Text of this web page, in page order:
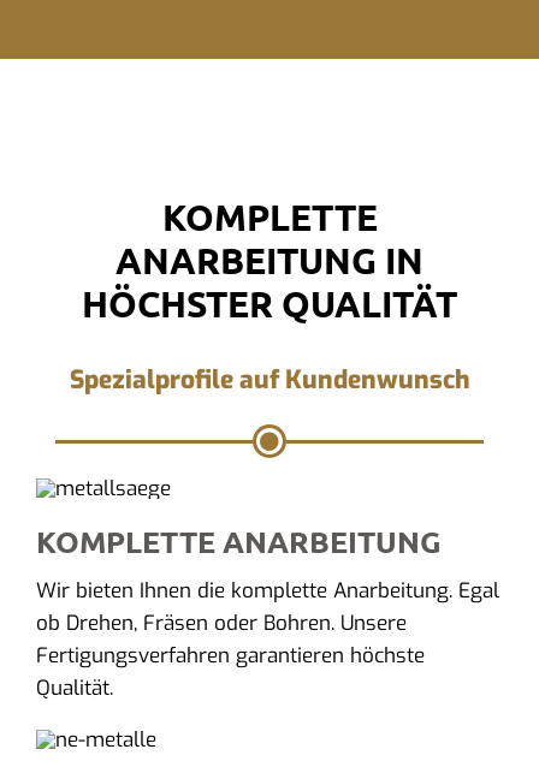
KOMPLETTE
ANARBEITUNG IN
HÖCHSTER QUALITÄT
Spezialprofile auf Kundenwunsch
KOMPLETTE ANARBEITUNG
Wir bieten Ihnen die komplette Anarbeitung. Egal
ob Drehen, Fräsen oder Bohren. Unsere
Fertigungsverfahren garantieren höchste
Qualität.